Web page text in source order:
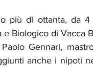
più di ottanta, da 4
e Biologico di Vacca
Gennari,
anche i nipoti